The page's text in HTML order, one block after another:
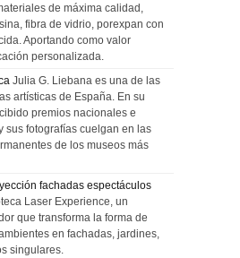
de máxima calidad,
fibra de vidrio, porexpan con
Aportando como valor
personalizada.
Julia G. Liebana es una de las
artísticas de España. En su
premios nacionales e
sus fotografías cuelgan en las
de los museos más
fachadas espectáculos
Laser Experience, un
que transforma la forma de
en fachadas, jardines,
singulares.